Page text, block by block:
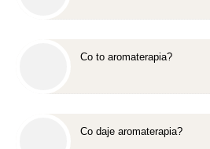
Co to aromaterapia?
Co daje aromaterapia?